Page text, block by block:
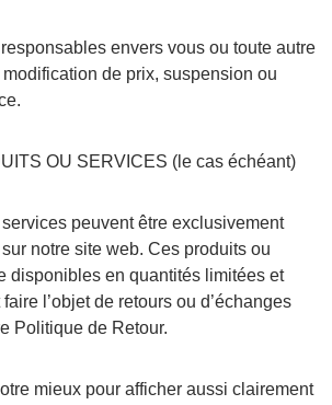
envers vous ou toute autre
de prix, suspension ou
OU SERVICES (le cas échéant)
peuvent être exclusivement
notre site web. Ces produits ou
disponibles en quantités limitées et
l’objet de retours ou d’échanges
Politique de Retour.
mieux pour afficher aussi clairement